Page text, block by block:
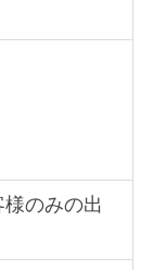
のみの出